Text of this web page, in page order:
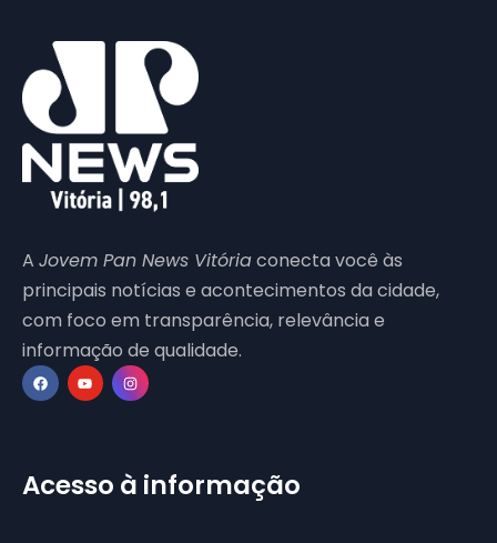
A Jovem Pan News Vitóriaconecta você às
principais notícias e acontecimentos da cidade,
com foco em transparência, relevância e
informação de qualidade.
Acesso à informação